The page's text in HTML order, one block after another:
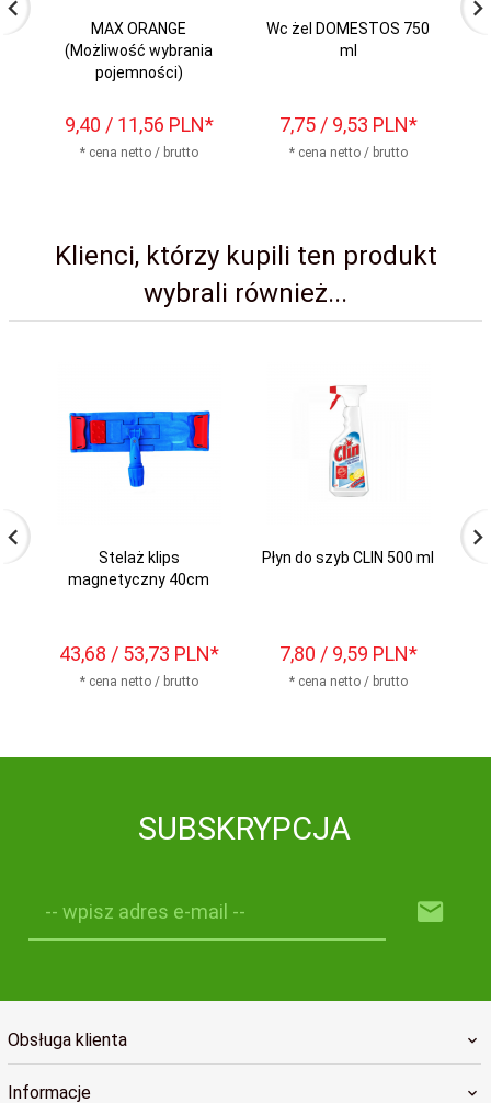
MAX ORANGE
(Możliwość wybrania
pojemności)
9,40 / 11,56 PLN*
* cena netto / brutto
Wc żel DOMESTOS 750
ml
7,75 / 9,53 PLN*
* cena netto / brutto
Klienci, którzy kupili ten produkt
wybrali również...
Stelaż klips
magnetyczny 40cm
43,68 / 53,73 PLN*
* cena netto / brutto
Płyn do szyb CLIN 500 ml
7,80 / 9,59 PLN*
* cena netto / brutto
SUBSKRYPCJA
-- wpisz adres e-mail --
Obsługa klienta
Informacje